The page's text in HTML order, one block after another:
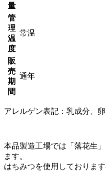
量
管
理
温
度
常温
販
売
期
間
通年
アレルゲン表記：乳成分、
本品製造工場では「落花生
ます。
はちみつを使用しておりま